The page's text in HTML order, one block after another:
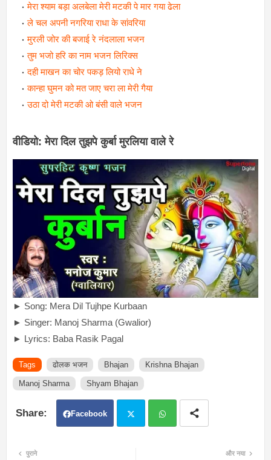
मेरा श्याम बड़ा अलबेला मेरी मटकी पे मार गया ढेला
ले चल अपनी नगरिया राधा के सांवरिया
मुरली जोर की बजाई रे नंदलाला भजन
तुम भजो हरि का नाम भजन लिरिक्स
दही माखन का चोर पकड़ लियो राधे ने
कान्हा घुमन को मत जाए चरा ला मेरी गैया
उठा दो मेरी मटकी ओ बंसी वाले भजन
वीडियो: मेरा दिल तुझपे कुर्बा मुरलिया वाले रे
► Song: Mera Dil Tujhpe Kurbaan
► Singer: Manoj Sharma (Gwalior)
► Lyrics: Baba Rasik Pagal
Tags ढोलक भजन Bhajan Krishna Bhajan
Manoj Sharma Shyam Bhajan
Facebook
और नया
पुराने